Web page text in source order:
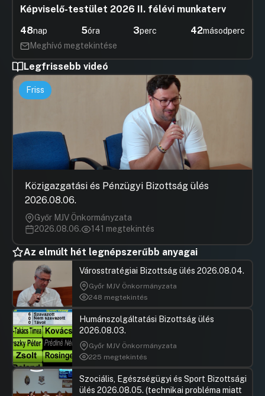
Képviselő-testület 2026 II. félévi munkaterv
48nap 5óra 3perc 42másodperc
Meghívó megtekintése
Legfrissebb videó
Friss
Közigazgatási és Pénzügyi Bizottság ülés
2026.08.06.
Győr MJV Önkormányzata
2026.08.06.
141 megtekintés
Az elmúlt hét legnépszerűbb anyagai
Városstratégiai Bizottság ülés 2026.08.04.
Győr MJV Önkormányzata
248 megtekintés
Humánszolgáltatási Bizottság ülés
2026.08.03.
Győr MJV Önkormányzata
225 megtekintés
Szociális, Egészségügyi és Sport Bizottsági
ülés 2026.08.05. (technikai probléma miatt